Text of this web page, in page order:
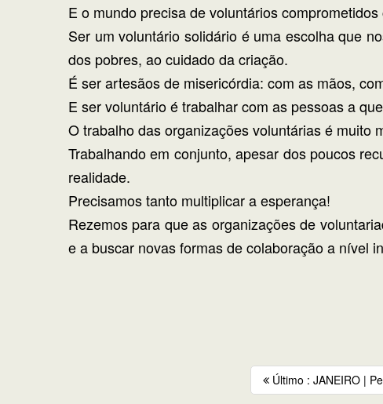
E o mundo precisa de voluntários
Ser um voluntário solidário é uma escolha que
dos pobres, ao cuidado da criação.
É ser artesãos de misericórdia: com as mãos,
E ser voluntário é trabalhar com as pessoas a
O trabalho das organizações voluntárias é muito
Trabalhando em conjunto, apesar dos poucos
realidade.
Precisamos tanto multiplicar a esperança!
Rezemos para que as organizações de
e a buscar novas formas de colaboração a nível
Último : JANEIRO |